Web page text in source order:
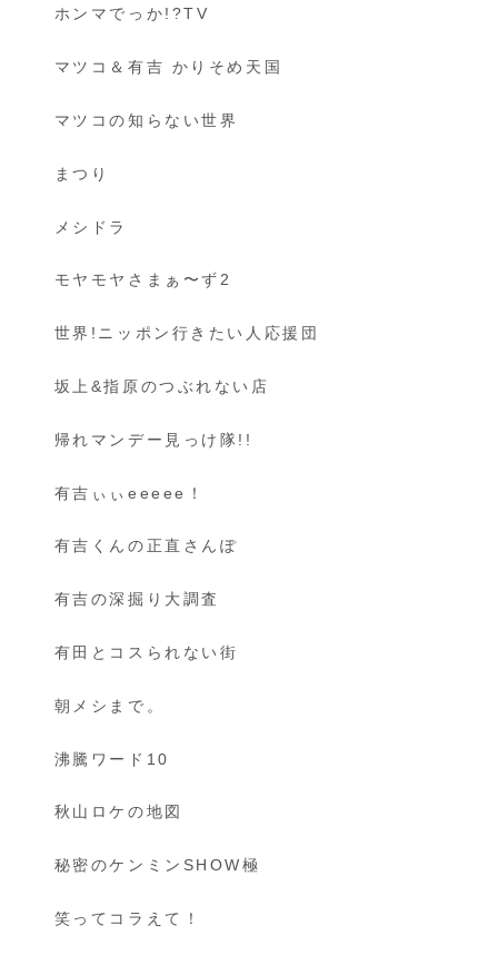
ホンマでっか!?TV
マツコ＆有吉 かりそめ天国
マツコの知らない世界
まつり
メシドラ
モヤモヤさまぁ〜ず2
世界!ニッポン行きたい人応援団
坂上&指原のつぶれない店
帰れマンデー見っけ隊!!
有吉ぃぃeeeee！
有吉くんの正直さんぽ
有吉の深掘り大調査
有田とコスられない街
朝メシまで。
沸騰ワード10
秋山ロケの地図
秘密のケンミンSHOW極
笑ってコラえて！